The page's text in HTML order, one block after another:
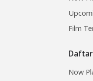
Film
Now